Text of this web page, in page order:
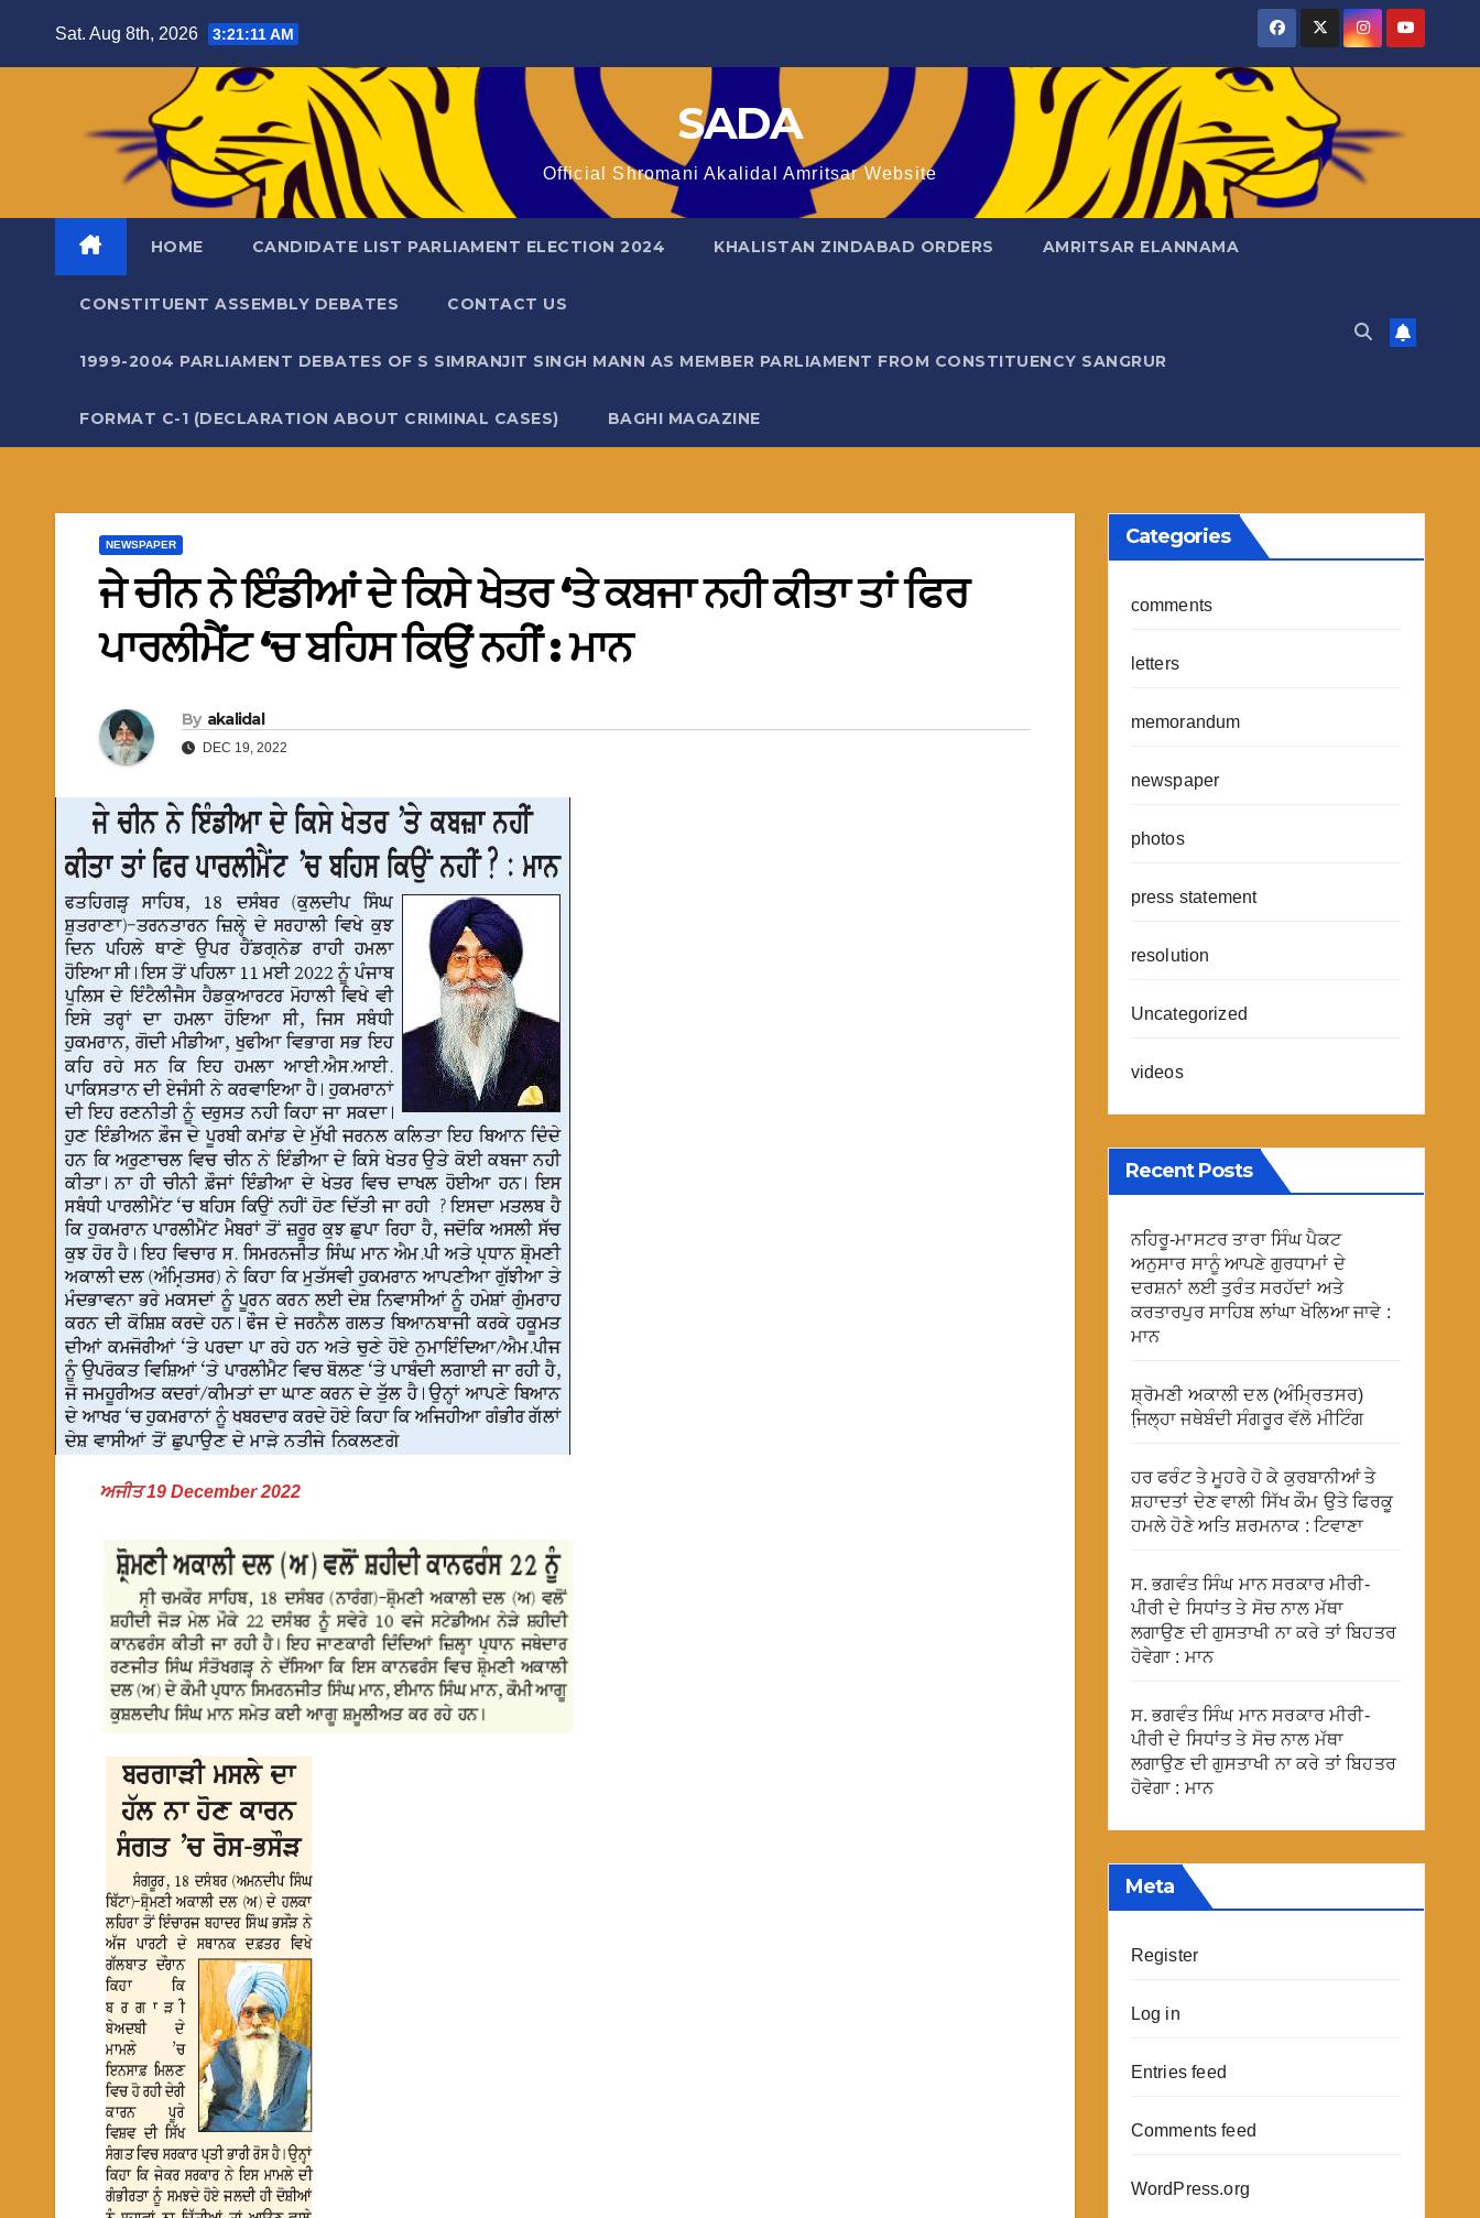
Sat. Aug 8th, 2026 3:21:12 AM
SADA
Official Shromani Akalidal Amritsar Website
HOME CANDIDATE LIST PARLIAMENT ELECTION 2024 KHALISTAN ZINDABAD ORDERS AMRITSAR ELANNAMA
CONSTITUENT ASSEMBLY DEBATES CONTACT US
1999-2004 PARLIAMENT DEBATES OF S SIMRANJIT SINGH MANN AS MEMBER PARLIAMENT FROM CONSTITUENCY SANGRUR
FORMAT C-1 (DECLARATION ABOUT CRIMINAL CASES) BAGHI MAGAZINE
NEWSPAPER
ਜੇ ਚੀਨ ਨੇ ਇੰਡੀਆਂ ਦੇ ਕਿਸੇ ਖੇਤਰ ‘ਤੇ ਕਬਜਾ ਨਹੀ ਕੀਤਾ ਤਾਂ ਫਿਰ
ਪਾਰਲੀਮੈਂਟ ‘ਚ ਬਹਿਸ ਕਿਉਂ ਨਹੀਂ : ਮਾਨ
By akalidal
DEC 19, 2022
ਅਜੀਤ 19 December 2022
Categories
comments
letters
memorandum
newspaper
photos
press statement
resolution
Uncategorized
videos
Recent Posts
ਨਹਿਰੂ-ਮਾਸਟਰ ਤਾਰਾ ਸਿੰਘ ਪੈਕਟ
ਅਨੁਸਾਰ ਸਾਨੂੰ ਆਪਣੇ ਗੁਰਧਾਮਾਂ ਦੇ
ਦਰਸ਼ਨਾਂ ਲਈ ਤੁਰੰਤ ਸਰਹੱਦਾਂ ਅਤੇ
ਕਰਤਾਰਪੁਰ ਸਾਹਿਬ ਲਾਂਘਾ ਖੋਲਿਆ ਜਾਵੇ :
ਮਾਨ
ਸ਼੍ਰੋਮਣੀ ਅਕਾਲੀ ਦਲ (ਅੰਮ੍ਰਿਤਸਰ)
ਜਿ਼ਲ੍ਹਾ ਜਥੇਬੰਦੀ ਸੰਗਰੂਰ ਵੱਲੋ ਮੀਟਿੰਗ
ਹਰ ਫਰੰਟ ਤੇ ਮੂਹਰੇ ਹੋ ਕੇ ਕੁਰਬਾਨੀਆਂ ਤੇ
ਸ਼ਹਾਦਤਾਂ ਦੇਣ ਵਾਲੀ ਸਿੱਖ ਕੌਮ ਉਤੇ ਫਿਰਕੂ
ਹਮਲੇ ਹੋਣੇ ਅਤਿ ਸ਼ਰਮਨਾਕ : ਟਿਵਾਣਾ
ਸ. ਭਗਵੰਤ ਸਿੰਘ ਮਾਨ ਸਰਕਾਰ ਮੀਰੀ-
ਪੀਰੀ ਦੇ ਸਿਧਾਂਤ ਤੇ ਸੋਚ ਨਾਲ ਮੱਥਾ
ਲਗਾਉਣ ਦੀ ਗੁਸਤਾਖੀ ਨਾ ਕਰੇ ਤਾਂ ਬਿਹਤਰ
ਹੋਵੇਗਾ : ਮਾਨ
ਸ. ਭਗਵੰਤ ਸਿੰਘ ਮਾਨ ਸਰਕਾਰ ਮੀਰੀ-
ਪੀਰੀ ਦੇ ਸਿਧਾਂਤ ਤੇ ਸੋਚ ਨਾਲ ਮੱਥਾ
ਲਗਾਉਣ ਦੀ ਗੁਸਤਾਖੀ ਨਾ ਕਰੇ ਤਾਂ ਬਿਹਤਰ
ਹੋਵੇਗਾ : ਮਾਨ
Meta
Register
Log in
Entries feed
Comments feed
WordPress.org